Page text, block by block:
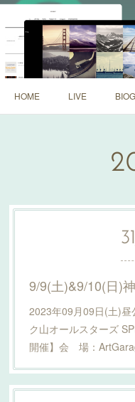
HOME LIVE
31
2023年09月09日(土)昼
ク山オールスターズ
開催】会 場：